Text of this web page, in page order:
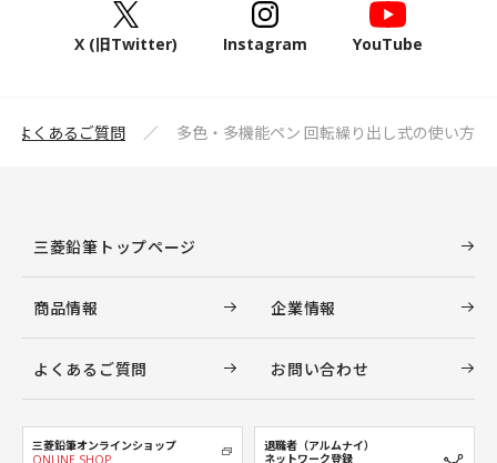
X (旧Twitter) Instagram YouTube
よくあるご質問 多色・多機能ペン 回転繰り出し式の使い方
三菱鉛筆トップページ
商品情報 企業情報
よくあるご質問 お問い合わせ
三菱鉛筆オンラインショップ
ONLINE SHOP
退職者（アルムナイ）
ネットワーク登録